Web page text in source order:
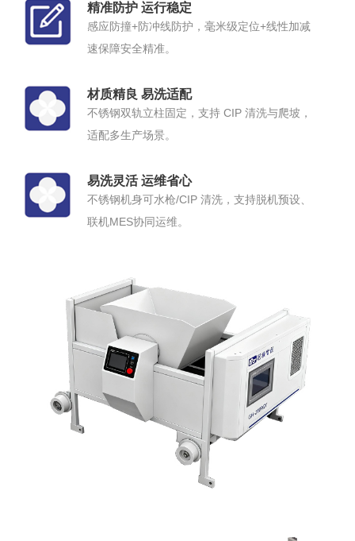
精准防护 运行稳定
感应防撞+防冲线防护，毫米级定位+线性加减
速保障安全精准。
材质精良 易洗适配
不锈钢双轨立柱固定，支持 CIP 清洗与爬坡，
适配多生产场景。
易洗灵活 运维省心
不锈钢机身可水枪/CIP 清洗，支持脱机预设、
联机MES协同运维。